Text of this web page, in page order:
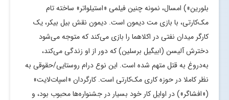
بلورین») امسال، نمونه چنین فیلمی «استیلواتر» ساخته تام
مک‌کارتی، با بازی مت دیمون است. دیمون نقش بیل بیکر، یک
کارگر میدان نفتی در اکلاهما را بازی می‌کند که متوجه می‌شود
دخترش آلیسن (ابیگیل برسلین) که دور از او زندگی می‌کند،
به‌دروغ به قتل متهم شده است. این نوع درام روستایی/حقوقی به
نظر کاملا در حوزه کاری مک‌کارتی است. کارگردان «اسپات‌لایت»
(«افشاگر») در اوایل کار خود بسیار در جشنواره‌ها محبوب بود، و